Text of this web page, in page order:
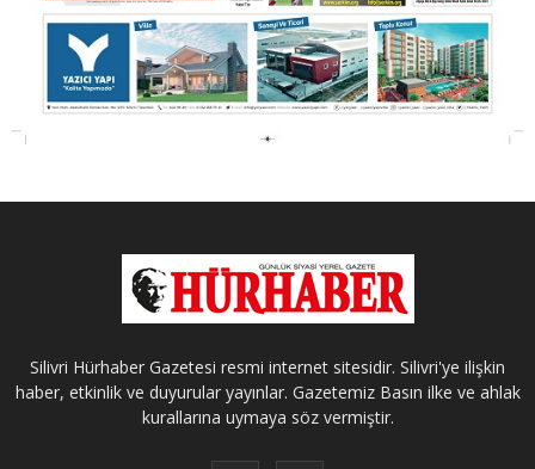
Silivri Hürhaber Gazetesi resmi internet sitesidir. Silivri'ye ilişkin
haber, etkinlik ve duyurular yayınlar. Gazetemiz Basın ilke ve ahlak
kurallarına uymaya söz vermiştir.